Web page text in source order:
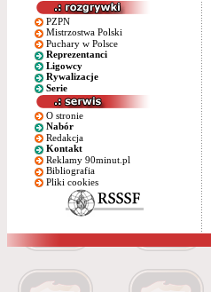
PZPN
Mistrzostwa Polski
Puchary w Polsce
Reprezentanci
Ligowcy
Rywalizacje
Serie
O stronie
Nabór
Redakcja
Kontakt
Reklamy 90minut.pl
Bibliografia
Pliki cookies